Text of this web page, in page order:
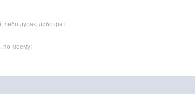
либо дурак, либо фат.
по-моему!